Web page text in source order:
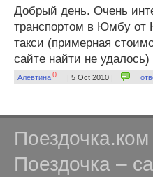
Добрый день. Очень
транспортом в Юмбу от
такси (примерная
сайте найти не удалось)
Алевтина0 | 5 Oct 2010 |
Поездочка –